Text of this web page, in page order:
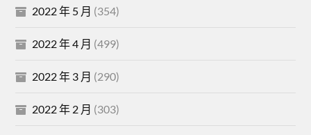
2022 年 5 月 (354)
2022 年 4 月 (499)
2022 年 3 月 (290)
2022 年 2 月 (303)